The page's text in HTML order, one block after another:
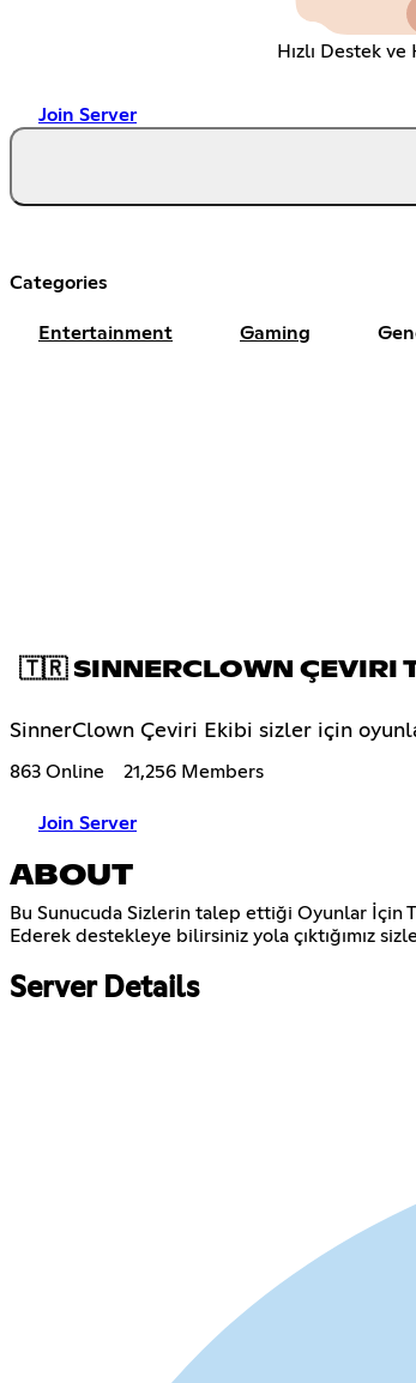
Hızlı Destek ve
Join Server
Categories
Entertainment Gaming
🇹🇷 SINNERCLOWN ÇEVIRI
SinnerClown Çeviri Ekibi sizler için
863 Online 21,256 Members
Join Server
ABOUT
Bu Sunucuda Sizlerin talep ettiği Oyunlar İçin
Ederek destekleye bilirsiniz yola çıktığımız
Server Details